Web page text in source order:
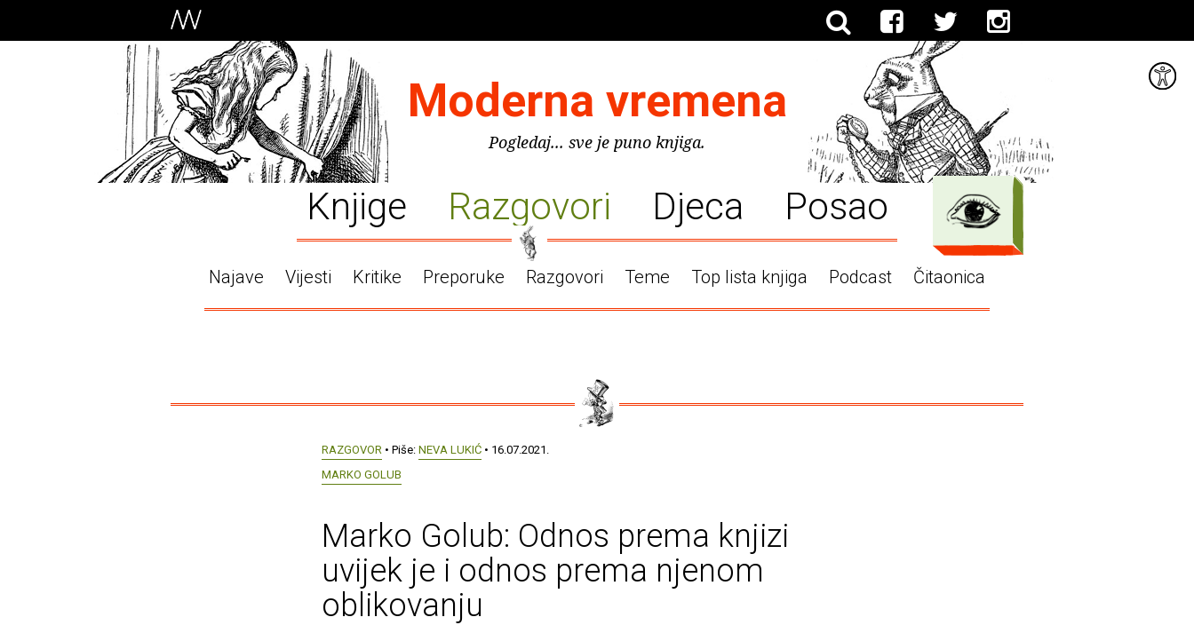
Moderna vremena
Pogledaj... sve je puno knjiga.
Knjige Razgovori Djeca Posao
Najave Vijesti Kritike Preporuke Razgovori Teme Top lista knjiga Podcast Čitaonica
RAZGOVOR • Piše: NEVA LUKIĆ • 16.07.2021.
MARKO GOLUB
Marko Golub: Odnos prema knjizi
uvijek je i odnos prema njenom
oblikovanju